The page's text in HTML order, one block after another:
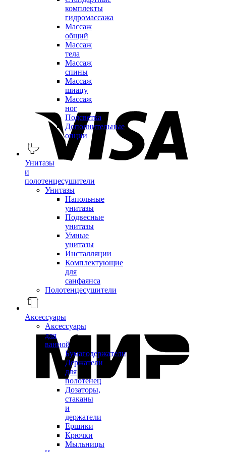
комплекты
гидромассажа
Массаж
общий
Массаж
тела
Массаж
спины
Массаж
шиацу
Массаж
ног
Подсветка
Дополнительные
опции
Унитазы
и
полотенцесушители
Унитазы
Напольные
унитазы
Подвесные
унитазы
Умные
унитазы
Инсталляции
Комплектующие
для
санфаянса
Полотенцесушители
Аксессуары
Аксессуары
для
ванной
Бумагодержатели
Держатели
для
полотенец
Дозаторы,
стаканы
и
держатели
Ершики
Крючки
Мыльницы